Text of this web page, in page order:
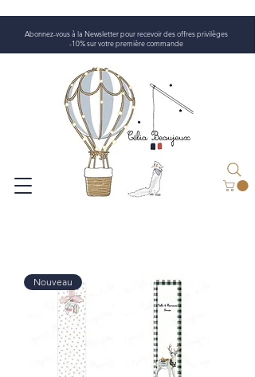
Abonnez-vous à la Newsletter pour recevoir des offres privilèges
-10% sur votre première commande
Nouveau